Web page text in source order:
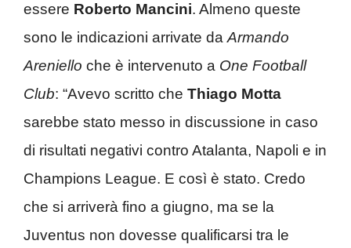
essere Roberto Mancini. Almeno queste
sono le indicazioni arrivate da Armando
Areniello che è intervenuto a One Football
Club: “Avevo scritto che Thiago Motta
sarebbe stato messo in discussione in caso
di risultati negativi contro Atalanta, Napoli e in
Champions League. E così è stato. Credo
che si arriverà fino a giugno, ma se la
Juventus non dovesse qualificarsi tra le